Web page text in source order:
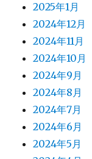
2025年1月
2024年12月
2024年11月
2024年10月
2024年9月
2024年8月
2024年7月
2024年6月
2024年5月